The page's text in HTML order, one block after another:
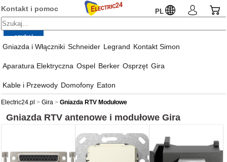
Kontakt i pomoc PL
Gniazda i Włączniki Schneider Legrand Kontakt Simon
Aparatura Elektryczna Ospel Berker Osprzęt Gira
Kable i Przewody Domofony Eaton
Electric24.pl Gira Gniazda RTV Modułowe
Gniazda RTV antenowe i modułowe Gira